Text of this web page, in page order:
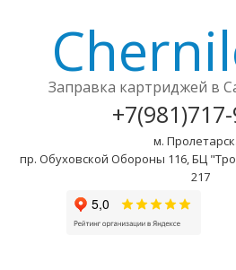
Заправка картриджей в
м.
пр. Обуховской Обороны 116, БЦ
217